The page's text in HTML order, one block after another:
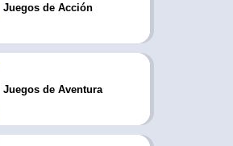
Juegos de Acción
Juegos de Aventura